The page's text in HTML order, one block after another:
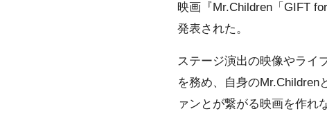
映画『Mr.Children「GIFT
発表された。
ステージ演出の映像やライ
を務め、⾃⾝のMr.Children
ァンとが繋がる映画を作れ